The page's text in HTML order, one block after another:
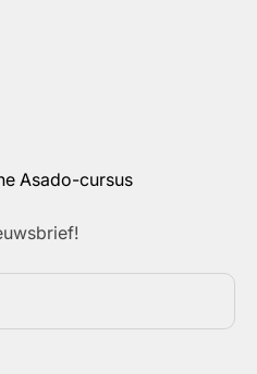
Asado-cursus